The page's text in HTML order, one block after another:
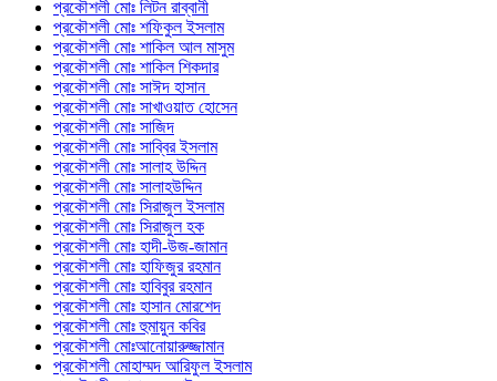
প্রকৌশলী মোঃ লিটন রাব্বানী
প্রকৌশলী মোঃ শফিকুল ইসলাম
প্রকৌশলী মোঃ শাকিল আল মাসুম
প্রকৌশলী মোঃ শাকিল শিকদার
প্রকৌশলী মোঃ সাঈদ হাসান
প্রকৌশলী মোঃ সাখাওয়াত হোসেন
প্রকৌশলী মোঃ সাজিদ
প্রকৌশলী মোঃ সাব্বির ইসলাম
প্রকৌশলী মোঃ সালাহ উদ্দিন
প্রকৌশলী মোঃ সালাহউদ্দিন
প্রকৌশলী মোঃ সিরাজুল ইসলাম
প্রকৌশলী মোঃ সিরাজুল হক
প্রকৌশলী মোঃ হাদী-উজ-জামান
প্রকৌশলী মোঃ হাফিজুর রহমান
প্রকৌশলী মোঃ হাবিবুর রহমান
প্রকৌশলী মোঃ হাসান মোরশেদ
প্রকৌশলী মোঃ হুমায়ুন কবির
প্রকৌশলী মোঃআনোয়ারুজ্জামান
প্রকৌশলী মোহাম্মদ আরিফুল ইসলাম